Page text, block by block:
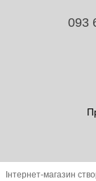
093
Інтернет-магазин